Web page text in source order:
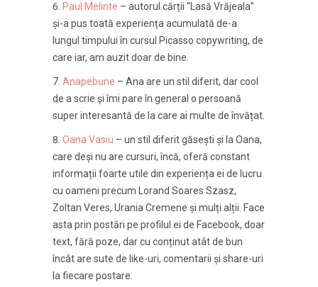
Paul Melinte – autorul cărții “Lasă Vrăjeala”
și-a pus toată experiența acumulată de-a
lungul timpului în cursul Picasso copywriting, de
care iar, am auzit doar de bine.
Anapebune – Ana are un stil diferit, dar cool
de a scrie și îmi pare în general o persoană
super interesantă de la care ai multe de învățat.
Oana Vasiu – un stil diferit găsești și la Oana,
care deși nu are cursuri, încă, oferă constant
informații foarte utile din experiența ei de lucru
cu oameni precum Lorand Soares Szasz,
Zoltan Veres, Urania Cremene și mulți alții. Face
asta prin postări pe profilul ei de Facebook, doar
text, fără poze, dar cu conținut atât de bun
încât are sute de like-uri, comentarii și share-uri
la fiecare postare.